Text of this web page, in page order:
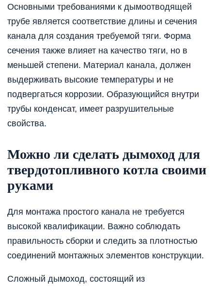
Основными требованиями к дымоотводящей
трубе является соответствие длины и сечения
канала для создания требуемой тяги. Форма
сечения также влияет на качество тяги, но в
меньшей степени. Материал канала, должен
выдерживать высокие температуры и не
подвергаться коррозии. Образующийся внутри
трубы конденсат, имеет разрушительные
свойства.
Можно ли сделать дымоход для
твердотопливного котла своими
руками
Для монтажа простого канала не требуется
высокой квалификации. Важно соблюдать
правильность сборки и следить за плотностью
соединений монтажных элементов конструкции.
Сложный дымоход, состоящий из